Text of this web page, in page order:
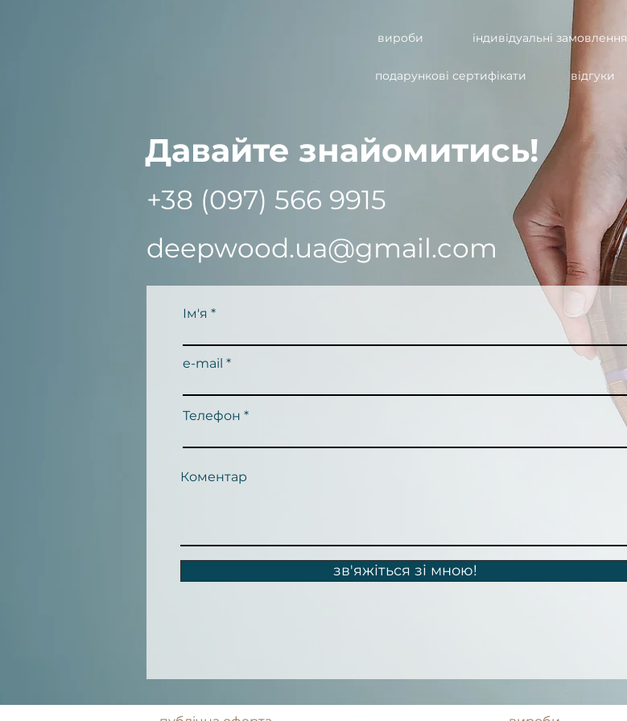
вироби індивідуальні замовлення
подарункові сертифікати відгуки
Давайте знайомитись!
+38 (097) 566 9915
deepwood.ua@gmail.com
Ім'я
e-mail
Телефон
Коментар
зв'яжіться зі мною!